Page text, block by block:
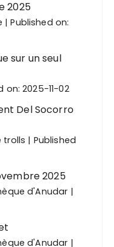
2025
Published on:
sur un seul
on: 2025-11-02
Del Socorro
trolls
Published
2025
d'Anudar
d'Anudar